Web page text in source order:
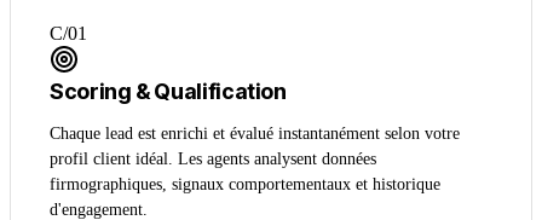
C/01
Scoring & Qualification
Chaque lead est enrichi et évalué instantanément selon votre
profil client idéal. Les agents analysent données
firmographiques, signaux comportementaux et historique
d'engagement.